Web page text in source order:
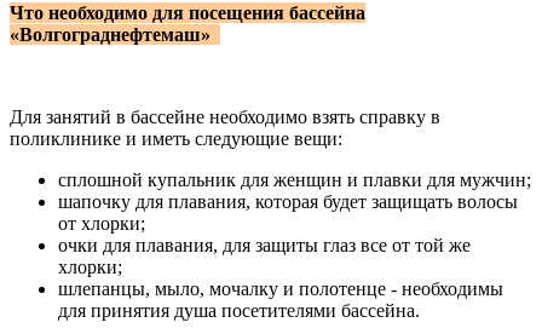
Что необходимо для посещения бассейна
«Волгограднефтемаш»
Для занятий в бассейне необходимо взять справку в
поликлинике и иметь следующие вещи:
сплошной купальник для женщин и плавки для мужчин;
шапочку для плавания, которая будет защищать волосы
от хлорки;
очки для плавания, для защиты глаз все от той же
хлорки;
шлепанцы, мыло, мочалку и полотенце - необходимы
для принятия душа посетителями бассейна.